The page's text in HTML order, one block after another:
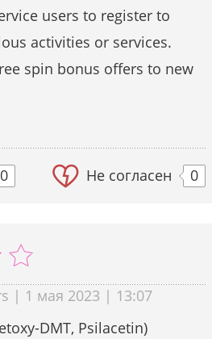
users to register to
activities or services.
spin bonus offers to new
0 Не согласен 0
| 1 мая 2023 | 13:07
DMT, Psilacetin)